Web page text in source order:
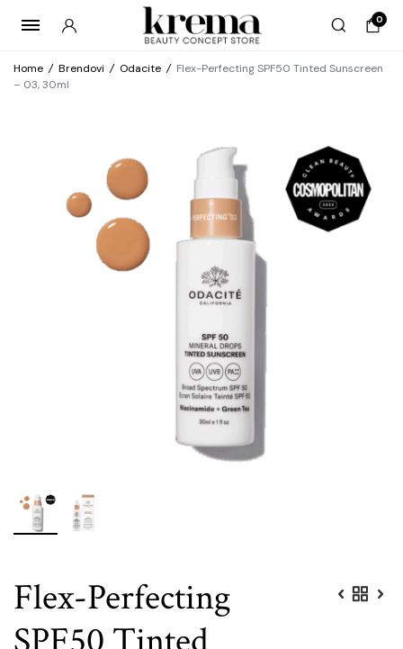
0
Home / Brendovi / Odacite / Flex-Perfecting SPF50 Tinted Sunscreen
– 03, 30ml
Flex-Perfecting